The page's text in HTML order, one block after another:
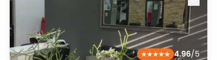
4.96/5